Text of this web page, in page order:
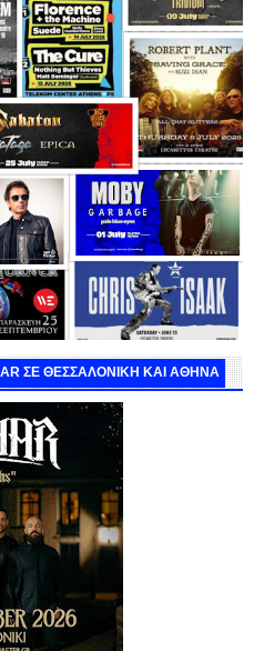
ΣΕ ΘΕΣΣΑΛΟΝΙΚΗ ΚΑΙ ΑΘΗΝΑ